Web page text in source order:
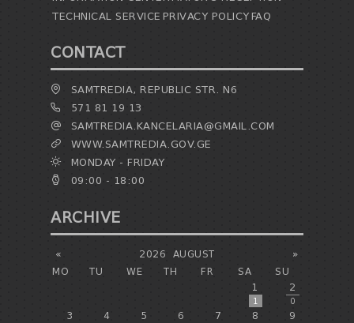
TECHNICAL SERVICE PRIVACY POLICYFAQ
CONTACT
SAMTREDIA, REPUBLIC STR. N6
571 81 19 13
SAMTREDIA.KANCELARIA@GMAIL.COM
WWW.SAMTREDIA.GOV.GE
MONDAY - FRIDAY
09:00 - 18:00
ARCHIVE
« »
2026
AUGUST
MO
TU WE TH FR SA
SU
1
1
2
0
3 4 5 6 7 8 9